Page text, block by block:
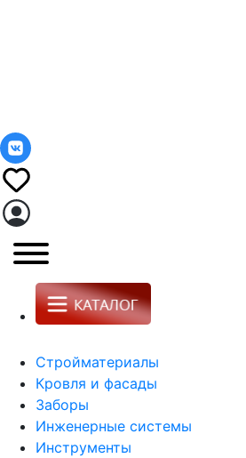
Стройматериалы
Кровля и фасады
Заборы
Инженерные системы
Инструменты